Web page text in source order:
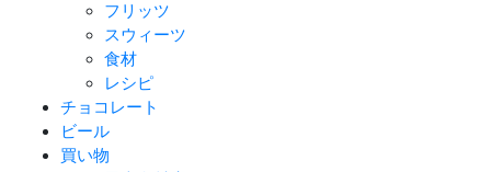
フリッツ
スウィーツ
食材
レシピ
チョコレート
ビール
買い物